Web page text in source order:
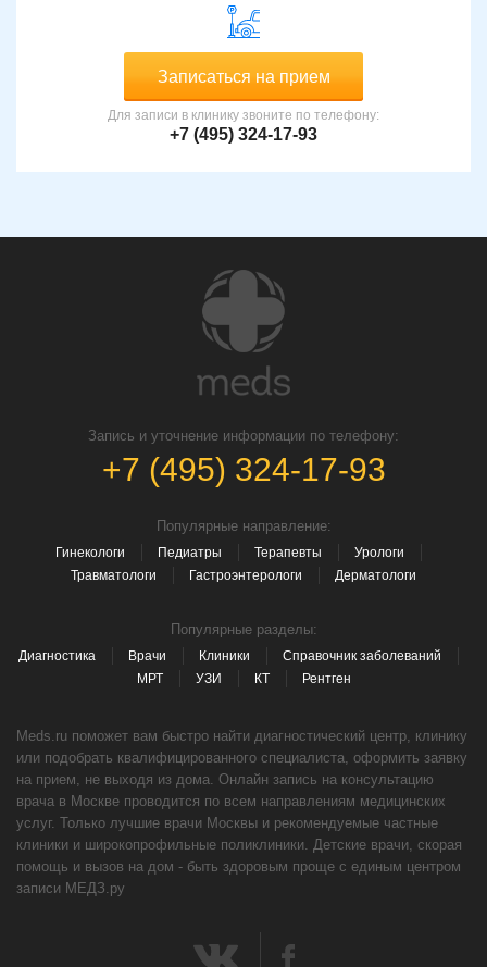
Записаться на прием
Для записи в клинику звоните по телефону:
+7 (495) 324-17-93
Запись и уточнение информации по телефону:
+7 (495) 324-17-93
Популярные направление:
Гинекологи Педиатры Терапевты
Урологи
Травматологи
Гастроэнтерологи Дерматологи
Популярные разделы:
Диагностика Врачи Клиники
Справочник заболеваний
МРТ
УЗИ КТ Рентген
Meds.ru поможет вам быстро найти диагностический центр, клинику
или подобрать квалифицированного специалиста, оформить заявку
на прием, не выходя из дома. Онлайн запись на консультацию
врача в Москве проводится по всем направлениям медицинских
услуг. Только лучшие врачи Москвы и рекомендуемые частные
клиники и широкопрофильные поликлиники. Детские врачи, скорая
помощь и вызов на дом - быть здоровым проще с единым центром
записи МЕДЗ.ру